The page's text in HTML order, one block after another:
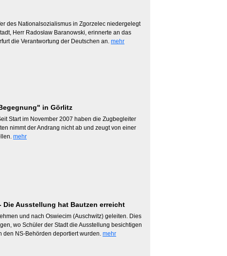
des Nationalsozialismus in Zgorzelec niedergelegt
Herr Radosław Baranowski, erinnerte an das
die Verantwortung der Deutschen an. mehr
in Görlitz
Start im November 2007 haben die Zugbegleiter
nimmt der Andrang nicht ab und zeugt von einer
mehr
Die Ausstellung hat Bautzen erreicht
und nach Oswiecim (Auschwitz) geleiten. Dies
wo Schüler der Stadt die Ausstellung besichtigen
den NS-Behörden deportiert wurden. mehr